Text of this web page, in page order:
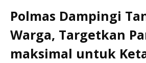
Polmas Dampingi
Warga, Targetkan
maksimal untuk